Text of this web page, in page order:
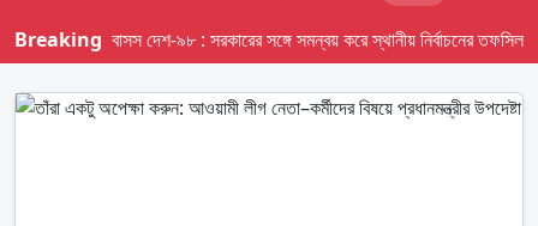
Breakingবাসস দেশ-৯৮ : সরকারের সঙ্গে সমন্বয় করে স্থানীয় নির্বাচনের তফসিল